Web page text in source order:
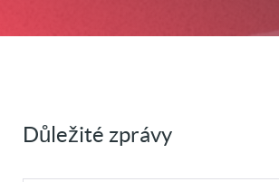
Důležité zprávy